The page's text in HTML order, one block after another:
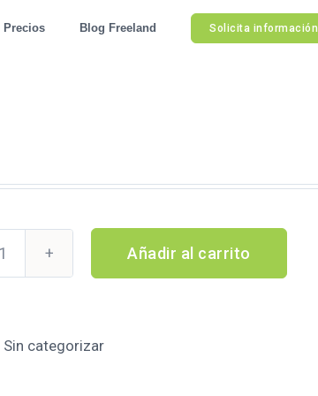
Precios Blog Freeland Solicita información
Suite
3
Añadir al carrito
Sin categorizar